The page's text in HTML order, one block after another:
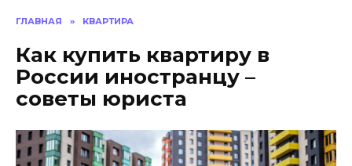
ГЛАВНАЯ » КВАРТИРА
Как купить квартиру в
России иностранцу –
советы юриста